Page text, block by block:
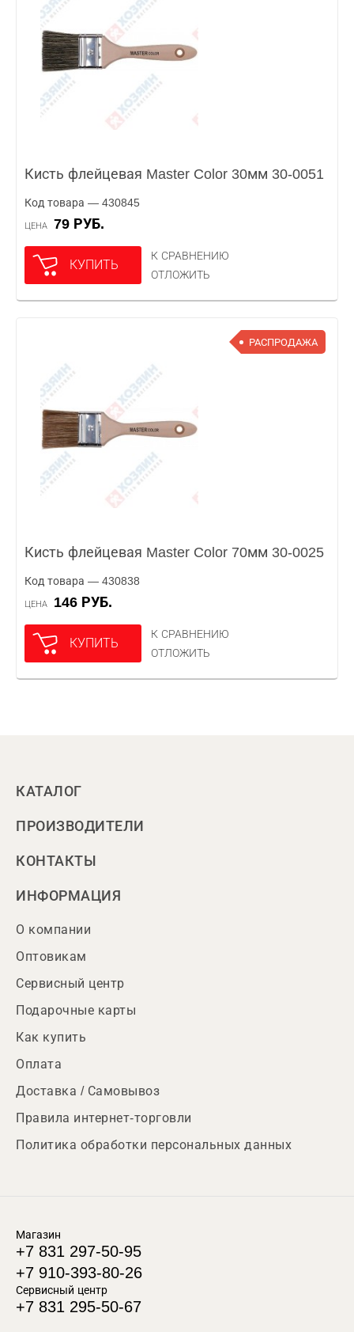
Кисть флейцевая Master Color 30мм 30-0051
Код товара — 430845
ЦЕНА 79 РУБ.
КУПИТЬ
К СРАВНЕНИЮ
ОТЛОЖИТЬ
РАСПРОДАЖА
Кисть флейцевая Master Color 70мм 30-0025
Код товара — 430838
ЦЕНА 146 РУБ.
КУПИТЬ
К СРАВНЕНИЮ
ОТЛОЖИТЬ
КАТАЛОГ
ПРОИЗВОДИТЕЛИ
КОНТАКТЫ
ИНФОРМАЦИЯ
О компании
Оптовикам
Сервисный центр
Подарочные карты
Как купить
Оплата
Доставка / Самовывоз
Правила интернет-торговли
Политика обработки персональных данных
Магазин
+7 831 297-50-95
+7 910-393-80-26
Сервисный центр
+7 831 295-50-67